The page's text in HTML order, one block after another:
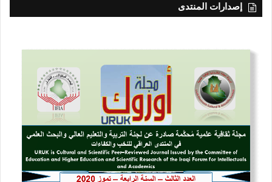
إصدارات المنتدى